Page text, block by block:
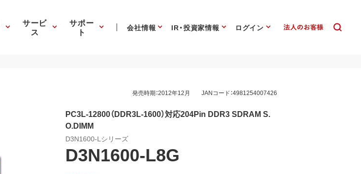
サービ
ス
サポー
ト 会社情報 IR・投資家情報 ログイン
発売時期：2012年12月 JANコード：4981254007426
PC3L-12800（DDR3L-1600）対応204Pin DDR3 SDRAM S.
O.DIMM
D3N1600-Lシリーズ
D3N1600-L8G